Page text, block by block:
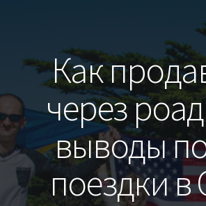
Как
через
выводы
поездки